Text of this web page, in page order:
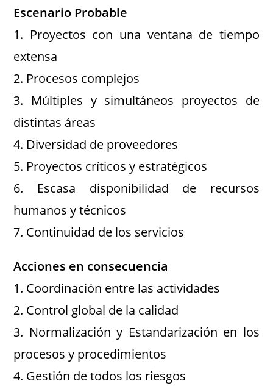
Escenario Probable
1. Proyectos con una ventana de tiempo
extensa
2. Procesos complejos
3. Múltiples y simultáneos proyectos de
distintas áreas
4. Diversidad de proveedores
5. Proyectos críticos y estratégicos
6. Escasa disponibilidad de recursos
humanos y técnicos
7. Continuidad de los servicios
Acciones en consecuencia
1. Coordinación entre las actividades
2. Control global de la calidad
3. Normalización y Estandarización en los
procesos y procedimientos
4. Gestión de todos los riesgos